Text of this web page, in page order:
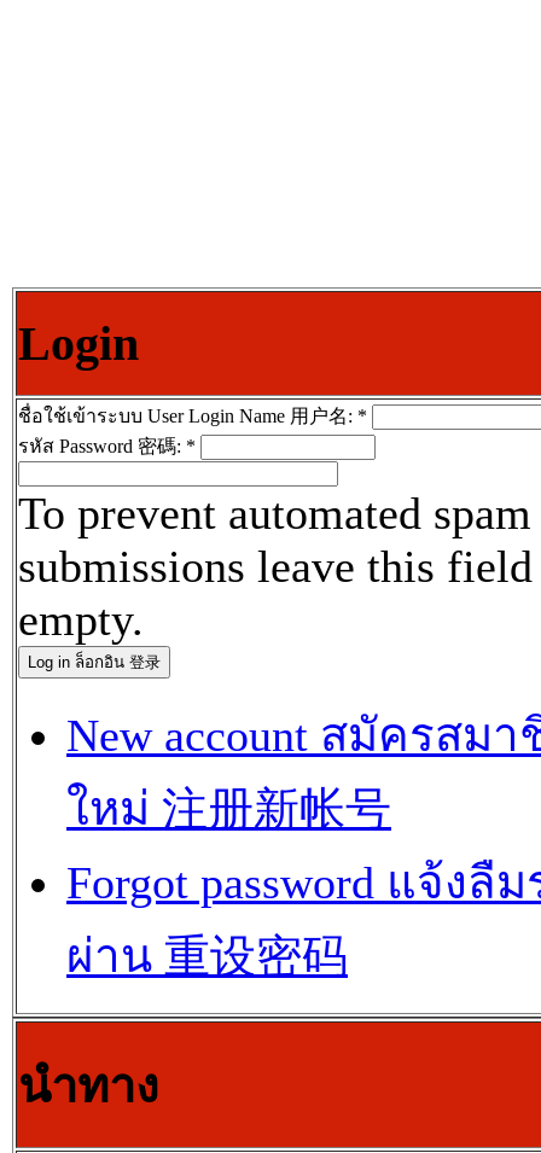
Login
ชื่อใช้เข้าระบบ User Login Name 用户名: *
รหัส Password 密碼: *
To prevent automated spam
submissions leave this field
empty.
New account สมัครสมา
ใหม่ 注册新帐号
Forgot password แจ้งลื
ผ่าน 重设密码
นำทาง